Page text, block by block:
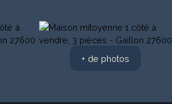
+ de photos